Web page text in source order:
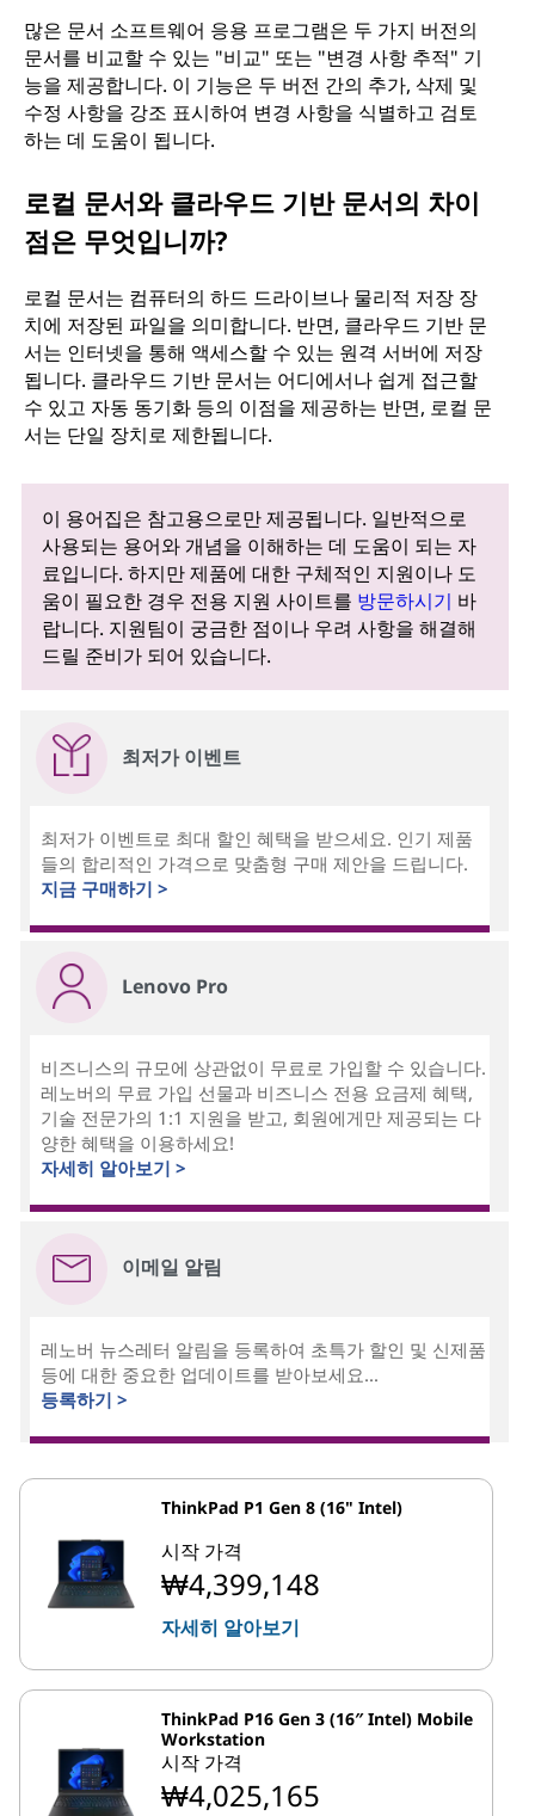
많은 문서 소프트웨어 응용 프로그램은 두 가지 버전의
문서를 비교할 수 있는 "비교" 또는 "변경 사항 추적" 기
능을 제공합니다. 이 기능은 두 버전 간의 추가, 삭제 및
수정 사항을 강조 표시하여 변경 사항을 식별하고 검토
하는 데 도움이 됩니다.
로컬 문서와 클라우드 기반 문서의 차이
점은 무엇입니까?
로컬 문서는 컴퓨터의 하드 드라이브나 물리적 저장 장
치에 저장된 파일을 의미합니다. 반면, 클라우드 기반 문
서는 인터넷을 통해 액세스할 수 있는 원격 서버에 저장
됩니다. 클라우드 기반 문서는 어디에서나 쉽게 접근할
수 있고 자동 동기화 등의 이점을 제공하는 반면, 로컬 문
서는 단일 장치로 제한됩니다.
이 용어집은 참고용으로만 제공됩니다. 일반적으로
사용되는 용어와 개념을 이해하는 데 도움이 되는 자
료입니다. 하지만 제품에 대한 구체적인 지원이나 도
움이 필요한 경우 전용 지원 사이트를 방문하시기 바
랍니다. 지원팀이 궁금한 점이나 우려 사항을 해결해
드릴 준비가 되어 있습니다.
최저가 이벤트
최저가 이벤트로 최대 할인 혜택을 받으세요. 인기 제품
들의 합리적인 가격으로 맞춤형 구매 제안을 드립니다.
지금 구매하기 >
Lenovo Pro
비즈니스의 규모에 상관없이 무료로 가입할 수 있습니다.
레노버의 무료 가입 선물과 비즈니스 전용 요금제 혜택,
기술 전문가의 1:1 지원을 받고, 회원에게만 제공되는 다
양한 혜택을 이용하세요!
자세히 알아보기 >
이메일 알림
레노버 뉴스레터 알림을 등록하여 초특가 할인 및 신제품
등에 대한 중요한 업데이트를 받아보세요...
등록하기 >
ThinkPad P1 Gen 8 (16" Intel)
시작 가격
₩4,399,148
자세히 알아보기
ThinkPad P16 Gen 3 (16″ Intel) Mobile
Workstation
시작 가격
₩4,025,165